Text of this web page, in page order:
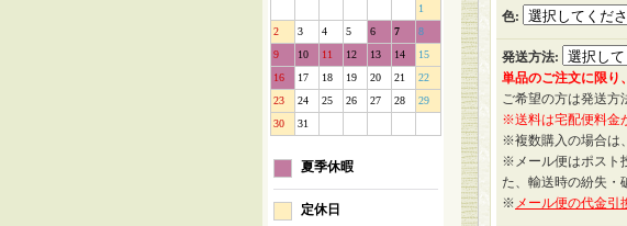
1
2
3 4 5 6 7
8
9
10 11 12 13 14
15
16
17 18 19 20 21
22
23
24 25 26 27 28
29
30
31
夏季休暇
定休日
色:
発送方法:
単品のご注文に限り
ご希望の方は発送方
※送料は宅配便料金
※複数購入の場合は
※メール便はポスト
た、輸送時の紛失・
※ メール便の代金引